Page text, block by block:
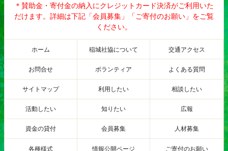
＊賛助金・寄付金の納入にクレジットカード決済がご利用いた
だけます。詳細は下記「会員募集」「ご寄付のお願い」をご覧
ください。
ホーム 稲城社協について 交通アクセス
お問合せ ボランティア よくある質問
サイトマップ 利用したい 相談したい
活動したい 知りたい 広報
資金の貸付 会員募集 人材募集
各種様式 情報公開ページ ご寄付のお願い